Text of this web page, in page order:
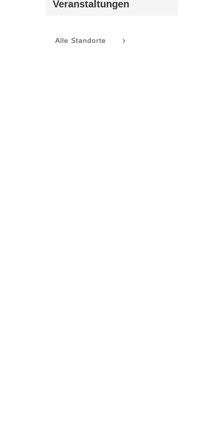
Veranstaltungen
Alle Standorte